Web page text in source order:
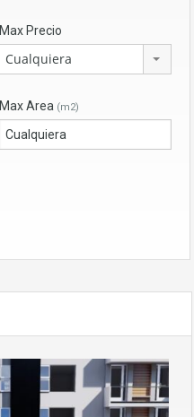
Max Precio
Cualquiera
Max Area (m2)